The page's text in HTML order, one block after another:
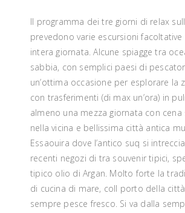
Il programma dei tre giorni di relax
prevedono varie escursioni
intera giornata. Alcune spiagge tra
sabbia, con semplici paesi di
un’ottima occasione per esplorare la
con trasferimenti (di max un’ora) in
almeno una mezza giornata con
nella vicina e bellissima città antica
Essaouira dove l’antico suq si
recenti negozi di tra souvenir tipici,
tipico olio di Argan. Molto forte la
di cucina di mare, coll porto della
sempre pesce fresco. Si va dalla